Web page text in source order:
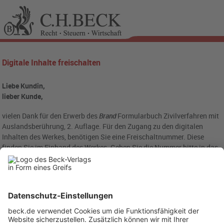
Digitale Inhalte freischalten
Liebe Kundin,
lieber Kunde,
vielen Dank für den Erwerb desBrandFormularbuch Zivilverfahren mit
Auslandsberührung, 2. Auflage. Für den Zugang zu den digitalen
Inhalten des Werkes, benötigen Sie eine Freischaltnummer. Diese
finden Sie im Einband des Werkes. Geben Sie die Nummer bitte in das
folgende Eingabefeld ein: